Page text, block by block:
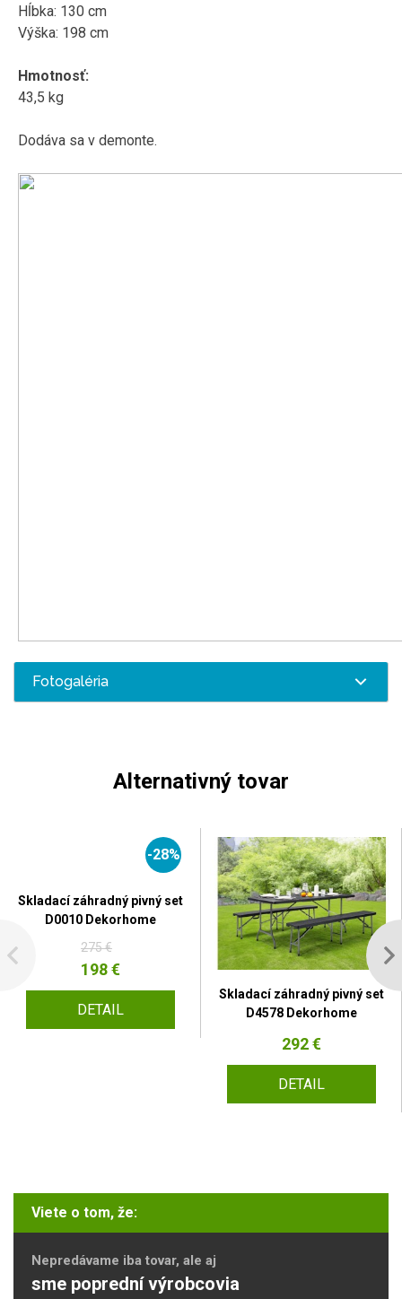
Hĺbka: 130 cm
Výška: 198 cm
Hmotnosť:
43,5 kg
Dodáva sa v demonte.
Fotogaléria
Alternativný tovar
-28%
Skladací záhradný pivný set
D0010 Dekorhome
275 €
198 €
DETAIL
Skladací záhradný pivný set
D4578 Dekorhome
292 €
DETAIL
Viete o tom, že:
Nepredávame iba tovar, ale aj
sme poprední výrobcovia